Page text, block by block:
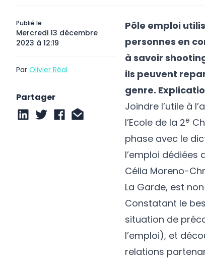
Publié le
Mercredi 13 décembre
2023 à 12:19
Par Olivier Réal
Partager
Pôle emploi
personnes en
à savoir
ils peuvent
genre.
Joindre l’utile à
l’Ecole de la 2e
phase avec le
l’emploi dédiées
Célia Moreno-
La Garde, est
Constatant le
situation de
l’emploi), et
relations